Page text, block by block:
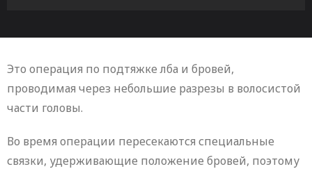
Это операция по подтяжке лба и бровей,
проводимая через небольшие разрезы в волосистой
части головы.
Во время операции пересекаются специальные
связки, удерживающие положение бровей, поэтому